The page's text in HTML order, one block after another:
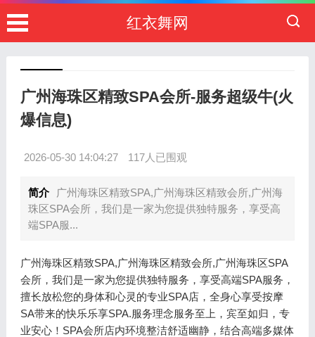
红衣舞网
广州海珠区精致SPA会所-服务超级牛(火
爆信息)
2026-05-30 14:04:27 117人已围观
简介
广州海珠区精致SPA,广州海珠区精致会所,广州海
珠区SPA会所，我们是一家为您提供独特服务，享受高
端SPA服...
广州海珠区精致SPA,广州海珠区精致会所,广州海珠区SPA
会所，我们是一家为您提供独特服务，享受高端SPA服务，
擅长放松您的身体和心灵的专业SPA店，全身心享受按摩
SA带来的快乐乐享SPA.服务理念服务至上，宾至如归，专
业安心！SPA会所店内环境整洁舒适幽静，结合高端多媒体